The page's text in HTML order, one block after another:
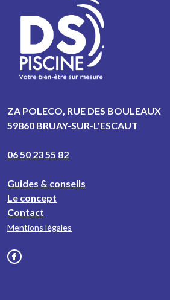
ZA POLECO, RUE DES BOULEAUX
59860 BRUAY-SUR-L'ESCAUT
06 50 23 55 82
Guides & conseils
Le concept
Contact
Mentions légales